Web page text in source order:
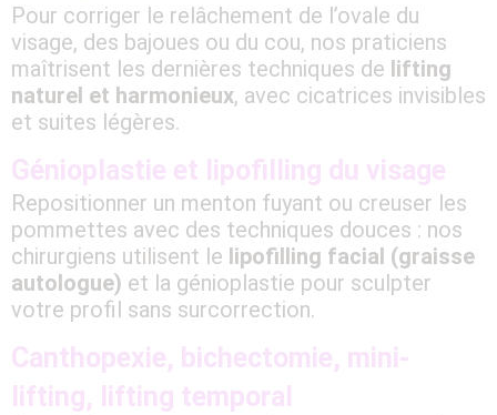
Pour corriger le relâchement de l’ovale du
visage, des bajoues ou du cou, nos praticiens
maîtrisent les dernières techniques de lifting
naturel et harmonieux, avec cicatrices invisibles
et suites légères.
Génioplastie et lipofilling du visage
Repositionner un menton fuyant ou creuser les
pommettes avec des techniques douces : nos
chirurgiens utilisent le lipofilling facial (graisse
autologue) et la génioplastie pour sculpter
votre profil sans surcorrection.
Canthopexie, bichectomie, mini-
lifting, lifting temporal